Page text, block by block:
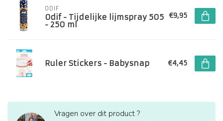
ODIF
Odif - Tijdelijke lijmspray 505
- 250 ml
€9,95
Ruler Stickers - Babysnap €4,45
Vragen over dit product ?